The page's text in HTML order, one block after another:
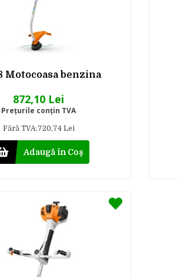
Motocoasa benzina
872,10 Lei
Preţurile conţin TVA
Fără TVA:720,74 Lei
Adaugă în Coş